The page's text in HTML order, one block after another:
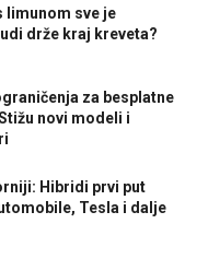
limunom sve je
drže kraj kreveta?
za besplatne
novi modeli i
Hibridi prvi put
Tesla i dalje